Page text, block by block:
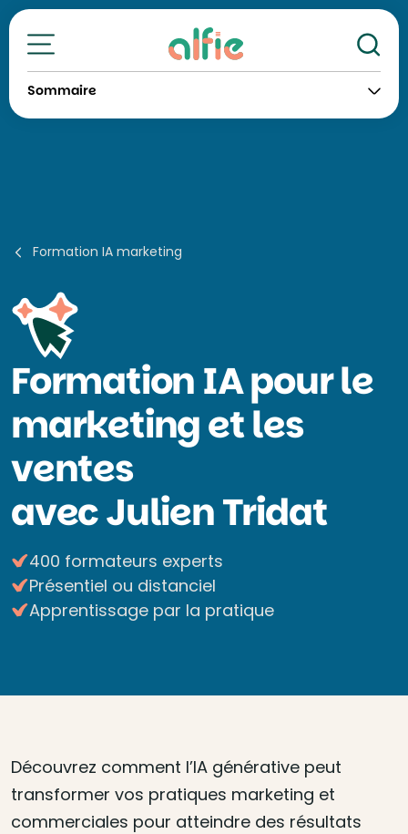
Toutes nos formations
Sommaire
Formation IA marketing
FormationIA pour le
marketing et les
ventes
avec Julien Tridat
400 formateurs experts
Présentiel ou distanciel
Apprentissage par la pratique
Découvrez comment l’IA générative peut
transformer vos pratiques marketing et
commerciales pour atteindre des résultats